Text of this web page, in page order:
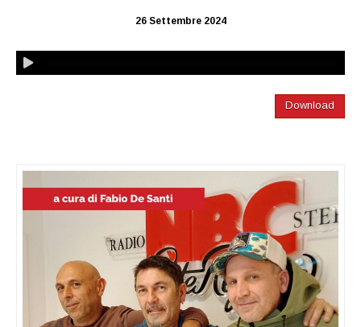
26 Settembre 2024
Download